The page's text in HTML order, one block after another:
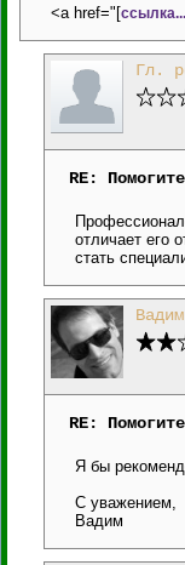
<a href="[ссылка...
Гл.
RE:
отличает его
стать
RE:
Я бы
С уважением,
Вадим